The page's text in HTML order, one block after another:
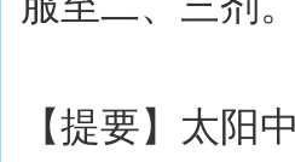
【提要】太阳